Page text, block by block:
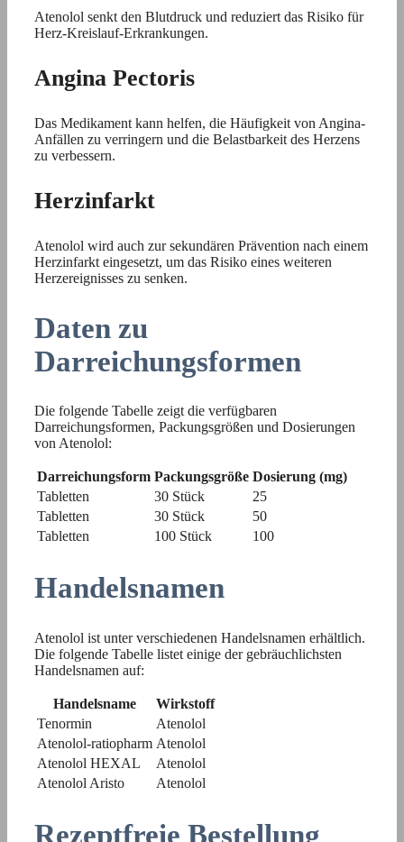
Atenolol senkt den Blutdruck und reduziert das Risiko für
Herz-Kreislauf-Erkrankungen.
Angina Pectoris
Das Medikament kann helfen, die Häufigkeit von Angina-
Anfällen zu verringern und die Belastbarkeit des Herzens
zu verbessern.
Herzinfarkt
Atenolol wird auch zur sekundären Prävention nach einem
Herzinfarkt eingesetzt, um das Risiko eines weiteren
Herzereignisses zu senken.
Daten zu
Darreichungsformen
Die folgende Tabelle zeigt die verfügbaren
Darreichungsformen, Packungsgrößen und Dosierungen
von Atenolol:
Darreichungsform Packungsgröße Dosierung (mg)
Tabletten
30 Stück
25
Tabletten
30 Stück
50
Tabletten
100 Stück 100
Handelsnamen
Atenolol ist unter verschiedenen Handelsnamen erhältlich.
Die folgende Tabelle listet einige der gebräuchlichsten
Handelsnamen auf:
Handelsname
Wirkstoff
Tenormin
Atenolol
Atenolol-ratiopharm Atenolol
Atenolol HEXAL
Atenolol
Atenolol Aristo
Atenolol
Rezeptfreie Bestellung